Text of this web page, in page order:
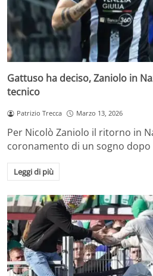
Gattuso ha deciso, Zaniolo in
tecnico
Patrizio Trecca Marzo 13, 2026
Per Nicolò Zaniolo il ritorno in
coronamento di un sogno
Leggi di più